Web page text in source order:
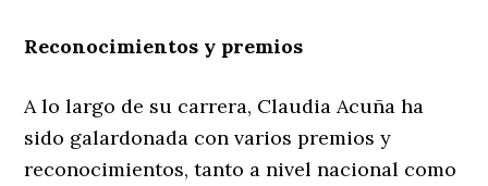
Reconocimientos y premios
A lo largo de su carrera, Claudia Acuña ha
sido galardonada con varios premios y
reconocimientos, tanto a nivel nacional como